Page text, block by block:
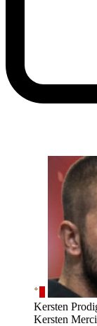
Kersten
Kersten